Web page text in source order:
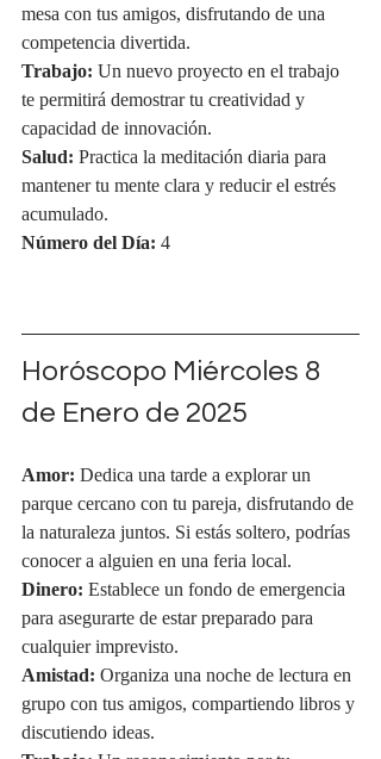
mesa con tus amigos, disfrutando de una
competencia divertida.
Trabajo: Un nuevo proyecto en el trabajo
te permitirá demostrar tu creatividad y
capacidad de innovación.
Salud: Practica la meditación diaria para
mantener tu mente clara y reducir el estrés
acumulado.
Número del Día: 4
Horóscopo Miércoles 8
de Enero de 2025
Amor: Dedica una tarde a explorar un
parque cercano con tu pareja, disfrutando de
la naturaleza juntos. Si estás soltero, podrías
conocer a alguien en una feria local.
Dinero: Establece un fondo de emergencia
para asegurarte de estar preparado para
cualquier imprevisto.
Amistad: Organiza una noche de lectura en
grupo con tus amigos, compartiendo libros y
discutiendo ideas.